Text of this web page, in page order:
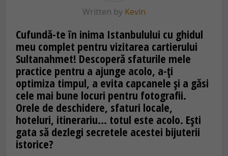
Written by Kevin
Cufundă-te în inima Istanbulului cu ghidul
meu complet pentru vizitarea cartierului
Sultanahmet! Descoperă sfaturile mele
practice pentru a ajunge acolo, a-ți
optimiza timpul, a evita capcanele și a găsi
cele mai bune locuri pentru fotografii.
Orele de deschidere, sfaturi locale,
hoteluri, itinerariu… totul este acolo. Ești
gata să dezlegi secretele acestei bijuterii
istorice?